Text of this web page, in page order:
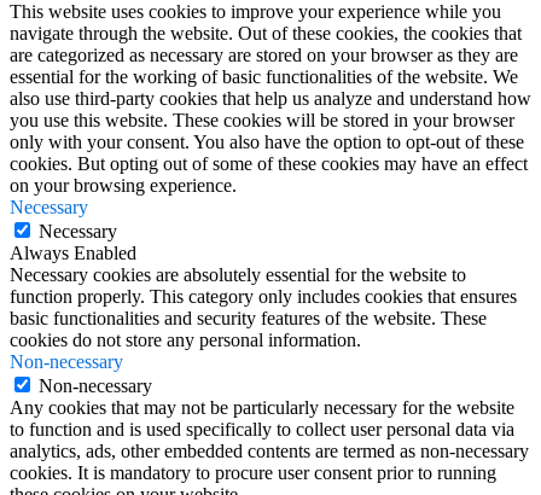
This website uses cookies to improve your experience while you
navigate through the website. Out of these cookies, the cookies that
are categorized as necessary are stored on your browser as they are
essential for the working of basic functionalities of the website. We
also use third-party cookies that help us analyze and understand how
you use this website. These cookies will be stored in your browser
only with your consent. You also have the option to opt-out of these
cookies. But opting out of some of these cookies may have an effect
on your browsing experience.
Necessary
Necessary
Always Enabled
Necessary cookies are absolutely essential for the website to
function properly. This category only includes cookies that ensures
basic functionalities and security features of the website. These
cookies do not store any personal information.
Non-necessary
Non-necessary
Any cookies that may not be particularly necessary for the website
to function and is used specifically to collect user personal data via
analytics, ads, other embedded contents are termed as non-necessary
cookies. It is mandatory to procure user consent prior to running